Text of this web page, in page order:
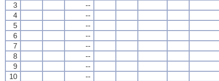
3
--
4
--
5
--
6
--
7
--
8
--
9
--
10
--